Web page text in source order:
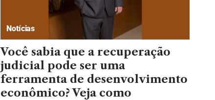
Notícias
Você sabia que a recuperação
judicial pode ser uma
ferramenta de desenvolvimento
econômico? Veja como